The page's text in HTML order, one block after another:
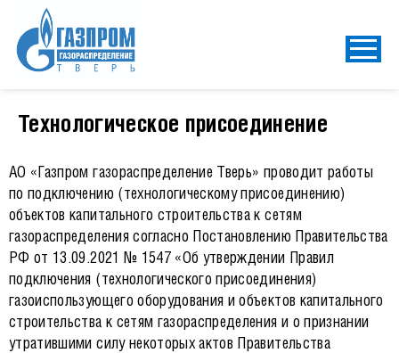
Технологическое присоединение
АО «Газпром газораспределение Тверь» проводит работы
по подключению (технологическому присоединению)
объектов капитального строительства к сетям
газораспределения согласно Постановлению Правительства
РФ от 13.09.2021 № 1547 «Об утверждении Правил
подключения (технологического присоединения)
газоиспользующего оборудования и объектов капитального
строительства к сетям газораспределения и о признании
утратившими силу некоторых актов Правительства